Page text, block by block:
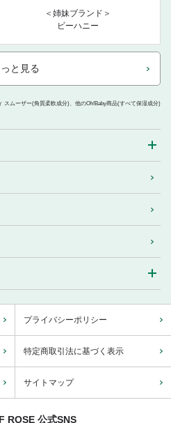
＜姉妹ブランド＞
ビーハニー
と見る
スムーザー(角質柔軟成分)、他のOh!Baby商品(すべて保湿成分)
プライバシーポリシー
特定商取引法に基づく表示
サイトマップ
ROSE 公式SNS